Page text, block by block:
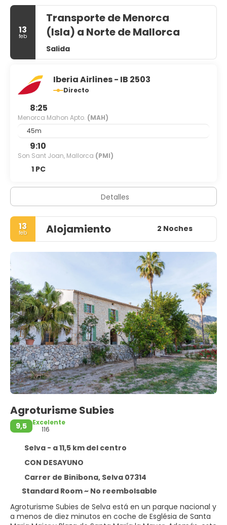
13
feb
Transporte de Menorca
(Isla) a Norte de Mallorca
Salida
Iberia Airlines - IB 2503
Directo
8:25
Menorca Mahon Apto. (MAH)
45m
9:10
Son Sant Joan, Mallorca (PMI)
1 PC
Detalles
13
feb Alojamiento 2 Noches
Agroturisme Subies
9,5
Excelente
116
Selva - a 11,5 km del centro
CON DESAYUNO
Carrer de Binibona, Selva 07314
Standard Room ~ No reembolsable
Agroturisme Subies de Selva está en un parque nacional y
a menos de diez minutos en coche de Església de Santa